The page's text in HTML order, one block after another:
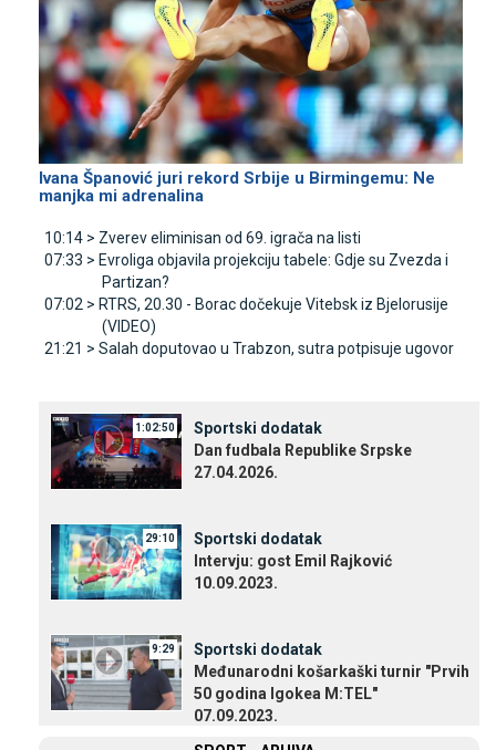
Ivana Španović juri rekord Srbije u Birmingemu: Ne
manjka mi adrenalina
10:14 > Zverev eliminisan od 69. igrača na listi
07:33 > Evroliga objavila projekciju tabele: Gdje su Zvezda i
Partizan?
07:02 > RTRS, 20.30 - Borac dočekuje Vitebsk iz Bjelorusije
(VIDEO)
21:21 > Salah doputovao u Trabzon, sutra potpisuje ugovor
1:02:50
Sportski dodatak
Dan fudbala Republike Srpske
27.04.2026.
29:10
Sportski dodatak
Intervju: gost Emil Rajković
10.09.2023.
9:29
Sportski dodatak
Međunarodni košarkaški turnir "Prvih
50 godina Igokea M:TEL"
07.09.2023.